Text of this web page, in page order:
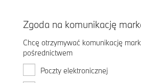
Zgoda na komunikację
Chcę otrzymywać komunikację
pośrednictwem
Poczty elektronicznej